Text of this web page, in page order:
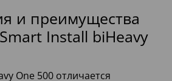
и преимущества
Install biHeavy
One 500 отличается